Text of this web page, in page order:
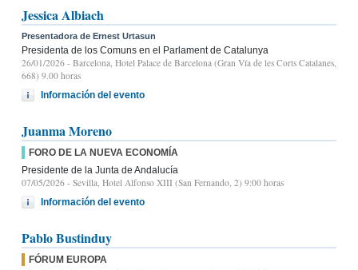
Jessica Albiach
Presentadora de Ernest Urtasun
Presidenta de los Comuns en el Parlament de Catalunya
26/01/2026 - Barcelona, Hotel Palace de Barcelona (Gran Vía de les Corts Catalanes,
668) 9.00 horas
Información del evento
Juanma Moreno
FORO DE LA NUEVA ECONOMÍA
Presidente de la Junta de Andalucía
07/05/2026 - Sevilla, Hotel Alfonso XIII (San Fernando, 2) 9:00 horas
Información del evento
Pablo Bustinduy
FÓRUM EUROPA